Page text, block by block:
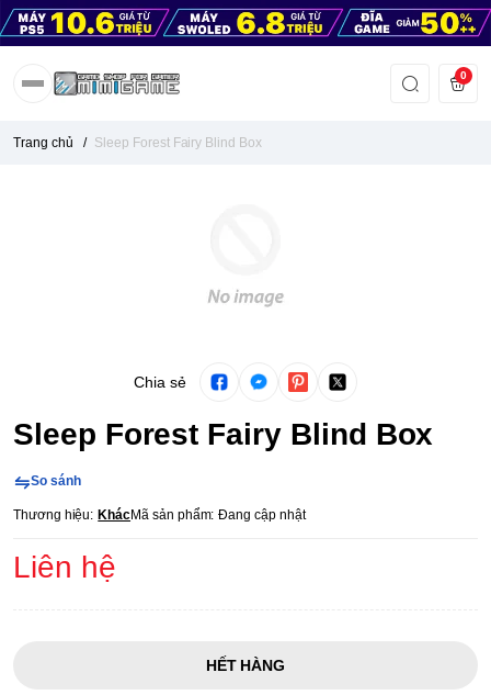
0
Trang chủ / Sleep Forest Fairy Blind Box
Chia sẻ
Sleep Forest Fairy Blind Box
So sánh
Thương hiệu: KhácMã sản phẩm: Đang cập nhật
Liên hệ
HẾT HÀNG